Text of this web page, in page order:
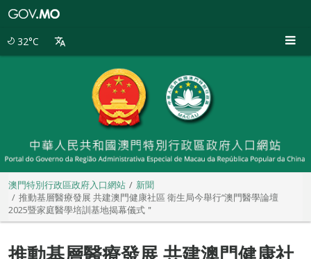
32°C
澳門特別行政區政府入口網站
新聞
推動基層醫療發展 共建澳門健康社區 衛生局今舉行“澳門醫學論壇
2025暨家庭醫學培訓基地揭幕儀式＂
推動基層醫療發展 共建澳門健康社